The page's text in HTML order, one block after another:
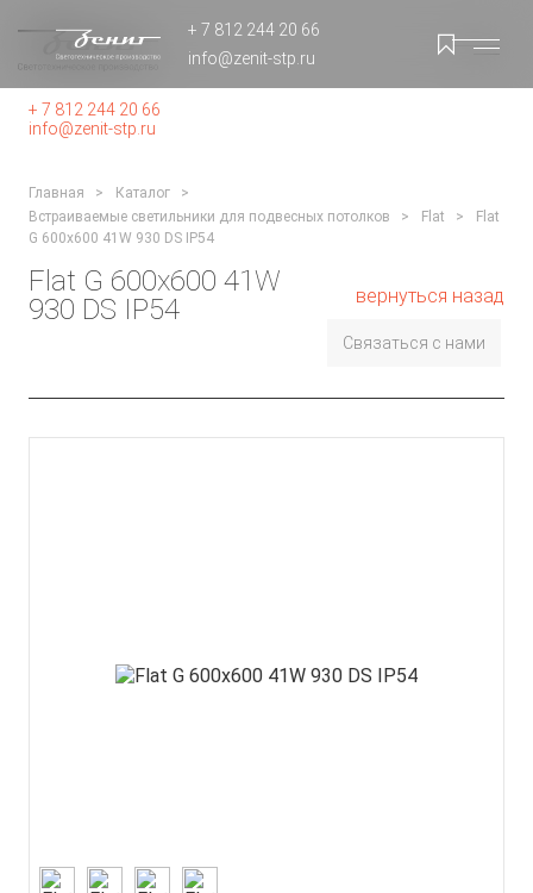
+ 7 812 244 20 66
info@zenit-stp.ru
+ 7 812 244 20 66
info@zenit-stp.ru
Главная
Каталог
Встраиваемые светильники для подвесных потолков
Flat
Flat
G 600x600 41W 930 DS IP54
Flat G 600x600 41W
930 DS IP54
Связаться с нами
вернуться назад